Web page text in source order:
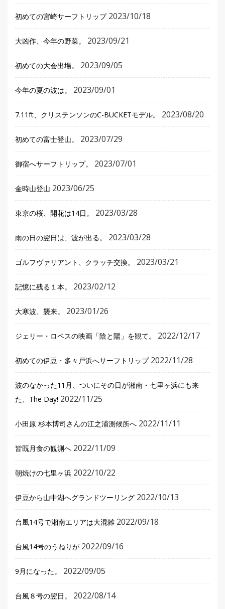
初めての宮崎サーフトリップ 2023/10/18
大凶作、今年の野菜。 2023/09/21
初めての大会出場。 2023/09/05
今年の夏の波は。 2023/09/01
7.11ft、クリステンソンのC-BUCKETモデル。 2023/08/20
初めての富士登山。 2023/07/29
御宿へサーフトリップ。 2023/07/01
金時山登山 2023/06/25
東京の桜、開花は14日。 2023/03/28
雨の日の翌日は、波が出る。 2023/03/28
ゴルフヴァリアント、クラッチ交換。 2023/03/21
記憶に残る１本。 2023/02/12
大寒波、襲来。 2023/01/26
ジェリー・ロペスの映画「陰と陽」を観て。 2022/12/17
初めての伊豆・多々戸浜へサーフトリップ 2022/11/28
波のなかった11月、ついにその日が湘南・七里ヶ浜にも来
た、The Day! 2022/11/25
小田原 杉本博司さんの江之浦測候所へ 2022/11/11
皆既月食の観測へ 2022/11/09
朝焼けの七里ヶ浜 2022/10/22
伊豆から山中湖へグランドツーリング 2022/10/13
台風14号で湘南エリアは大混雑 2022/09/18
台風14号のうねりが 2022/09/16
9月になった。 2022/09/05
台風８号の翌日。 2022/08/14